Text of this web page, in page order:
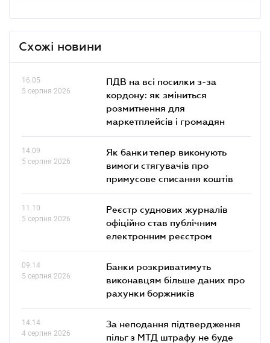
Схожі новини
16.05
5 серпня 2026
ПДВ на всі посилки з-за
кордону: як зміниться
розмитнення для
маркетплейсів і громадян
14.09
5 серпня 2026
Як банки тепер виконують
вимоги стягувачів про
примусове списання коштів
11.10
5 серпня 2026
Реєстр суднових журналів
офіційно став публічним
електронним реєстром
09.14
5 серпня 2026
Банки розкриватимуть
виконавцям більше даних про
рахунки боржників
14.14
4 серпня 2026
За неподання підтвердження
пільг з МТД штрафу не буде